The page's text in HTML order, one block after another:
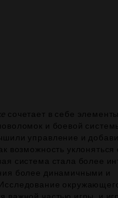
сочетает в себе элементы
и боевой
управление и
возможность уклоняться
система стала более
более динамичными и
важной частью игры, и